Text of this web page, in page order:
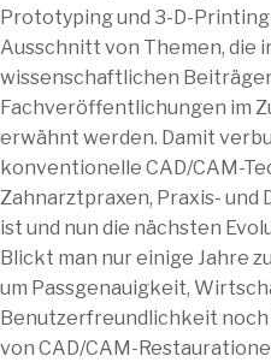
Prototyping und 3-D-
Ausschnitt von Themen, die
wissenschaftlichen
Fachveröffentlichungen im
erwähnt werden. Damit
konventionelle CAD/CAM-
Zahnarztpraxen, Praxis-
ist und nun die nächsten
Blickt man nur einige Jahre
um Passgenauigkeit,
Benutzerfreundlichkeit noch
von CAD/CAM-